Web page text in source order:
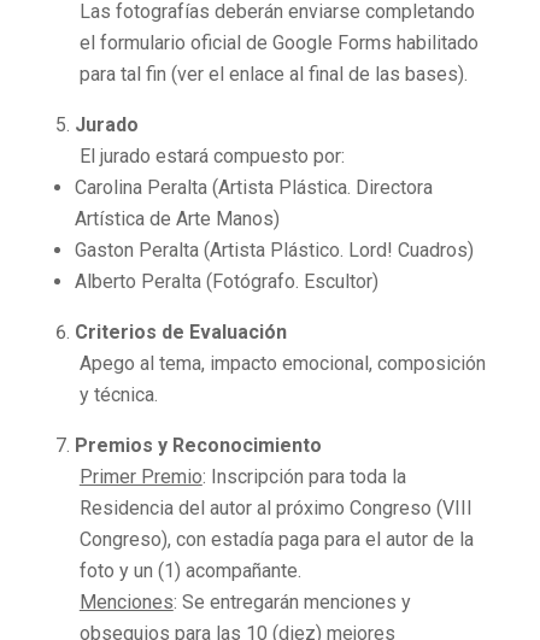
Las fotografías deberán enviarse completando
el formulario oficial de Google Forms habilitado
para tal fin (ver el enlace al final de las bases).
Jurado
El jurado estará compuesto por:
Carolina Peralta (Artista Plástica. Directora
Artística de Arte Manos)
Gaston Peralta (Artista Plástico. Lord! Cuadros)
Alberto Peralta (Fotógrafo. Escultor)
Criterios de Evaluación
Apego al tema, impacto emocional, composición
y técnica.
Premios y Reconocimiento
Primer Premio: Inscripción para toda la
Residencia del autor al próximo Congreso (VIII
Congreso), con estadía paga para el autor de la
foto y un (1) acompañante.
Menciones: Se entregarán menciones y
obsequios para las 10 (diez) mejores